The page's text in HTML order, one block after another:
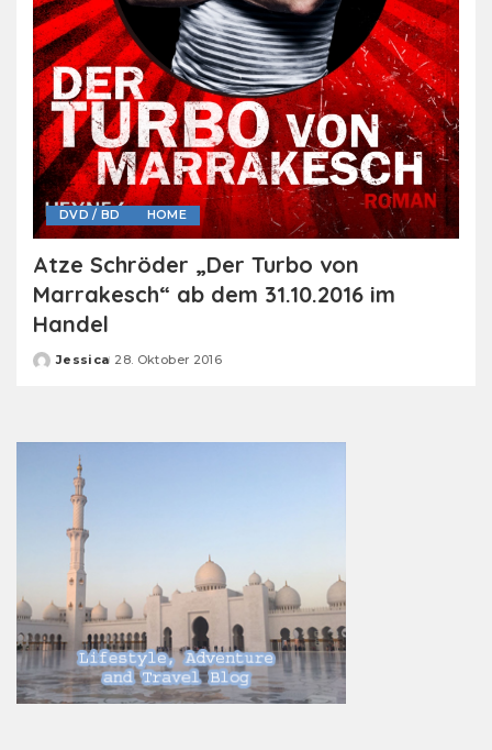
DVD / BD HOME
Atze Schröder „Der Turbo von
Marrakesch“ ab dem 31.10.2016 im
Handel
Posted
Jessica 28. Oktober 2016